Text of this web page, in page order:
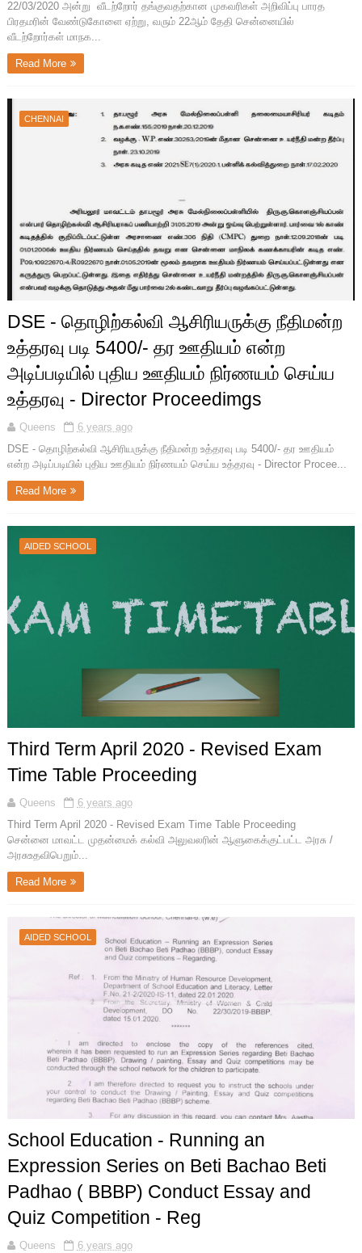
22/03/2020 அன்று வீடற்றோர் தங்குவதற்கான முகவரிகள் அறிவிப்பு பாரத
பிரதமரின் வேண்டுகோளை ஏற்று, வரும் 22ஆம் தேதி சென்னையில்
வீடற்றோர்கள் மாநக...
Read More
CHENNAI
DSE - தொழிற்கல்வி ஆசிரியருக்கு நீதிமன்ற
உத்தரவு படி 5400/- தர ஊதியம் என்ற
அடிப்படியில் புதிய ஊதியம் நிர்ணயம் செய்ய
உத்தரவு - Director Proceedimgs
Queens
6 years ago
DSE - தொழிற்கல்வி ஆசிரியருக்கு நீதிமன்ற உத்தரவு படி 5400/- தர ஊதியம்
என்ற அடிப்படியில் புதிய ஊதியம் நிர்ணயம் செய்ய உத்தரவு - Director Procee...
Read More
AIDED SCHOOL
Third Term April 2020 - Revised Exam
Time Table Proceeding
Queens
6 years ago
Third Term April 2020 - Revised Exam Time Table Proceeding
சென்னை மாவட்ட முதன்மைக் கல்வி அலுவலரின் ஆளுகைக்குட்பட்ட அரசு /
அரசுஉதவிபெறும்...
Read More
AIDED SCHOOL
School Education - Running an
Expression Series on Beti Bachao Beti
Padhao ( BBBP) Conduct Essay and
Quiz Competition - Reg
Queens
6 years ago